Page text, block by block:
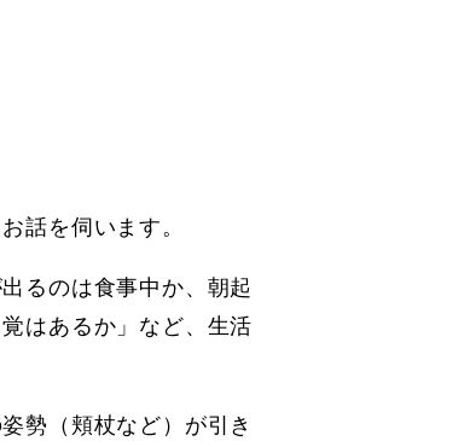
話を伺います。
るのは食事中か、朝起
はあるか」など、生活
勢（頬杖など）が引き